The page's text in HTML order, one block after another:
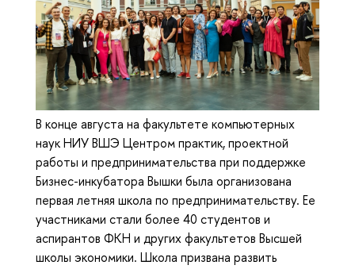
В конце августа на факультете компьютерных
наук НИУ ВШЭ Центром практик, проектной
работы и предпринимательства при поддержке
Бизнес-инкубатора Вышки была организована
первая летняя школа по предпринимательству. Ее
участниками стали более 40 студентов и
аспирантов ФКН и других факультетов Высшей
школы экономики. Школа призвана развить